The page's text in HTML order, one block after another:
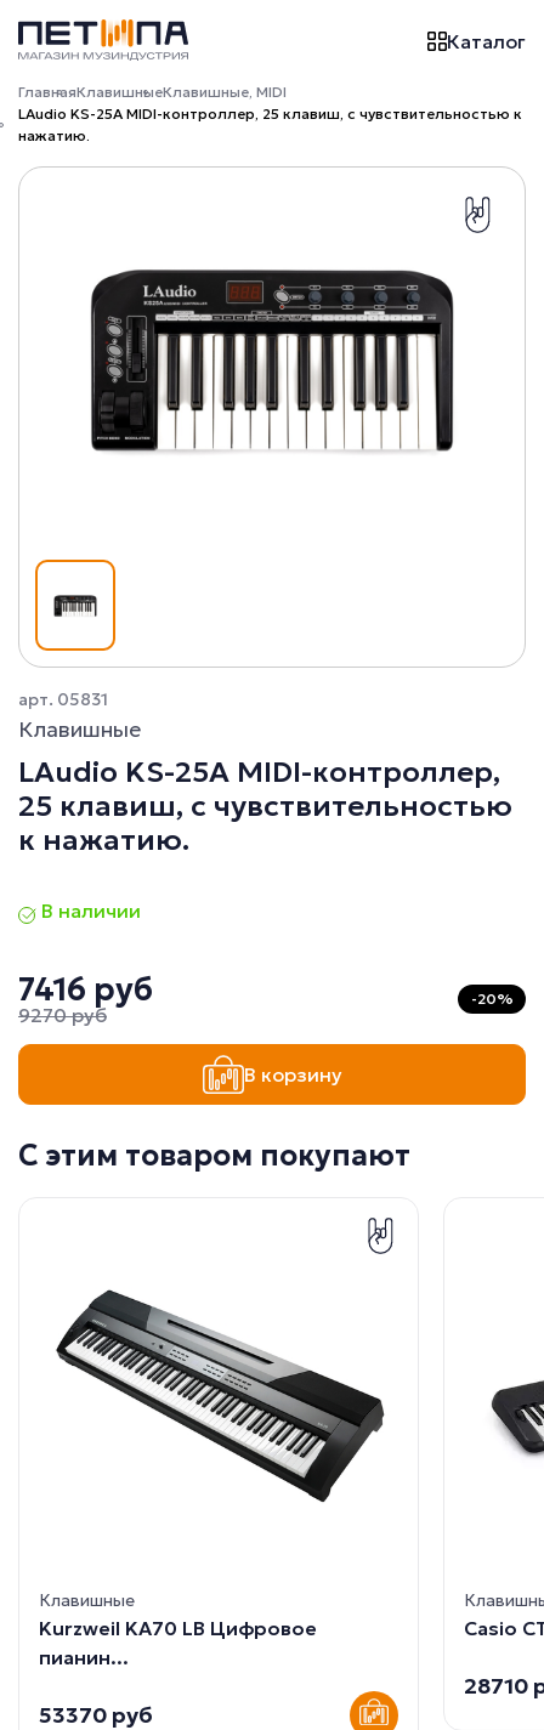
Каталог
ГлавнаяКлавишныеКлавишные, MIDI
LAudio KS-25A MIDI-контроллер, 25 клавиш, с чувствительностью к
нажатию.
арт. 05831
Клавишные
LAudio KS-25A MIDI-контроллер,
25 клавиш, с чувствительностью
к нажатию.
В наличии
7416 руб
9270 руб
-20%
В корзину
С этим товаром покупают
Клавишные
Kurzweil KA70 LB Цифровое
пианин...
53370 руб
Casio
28710